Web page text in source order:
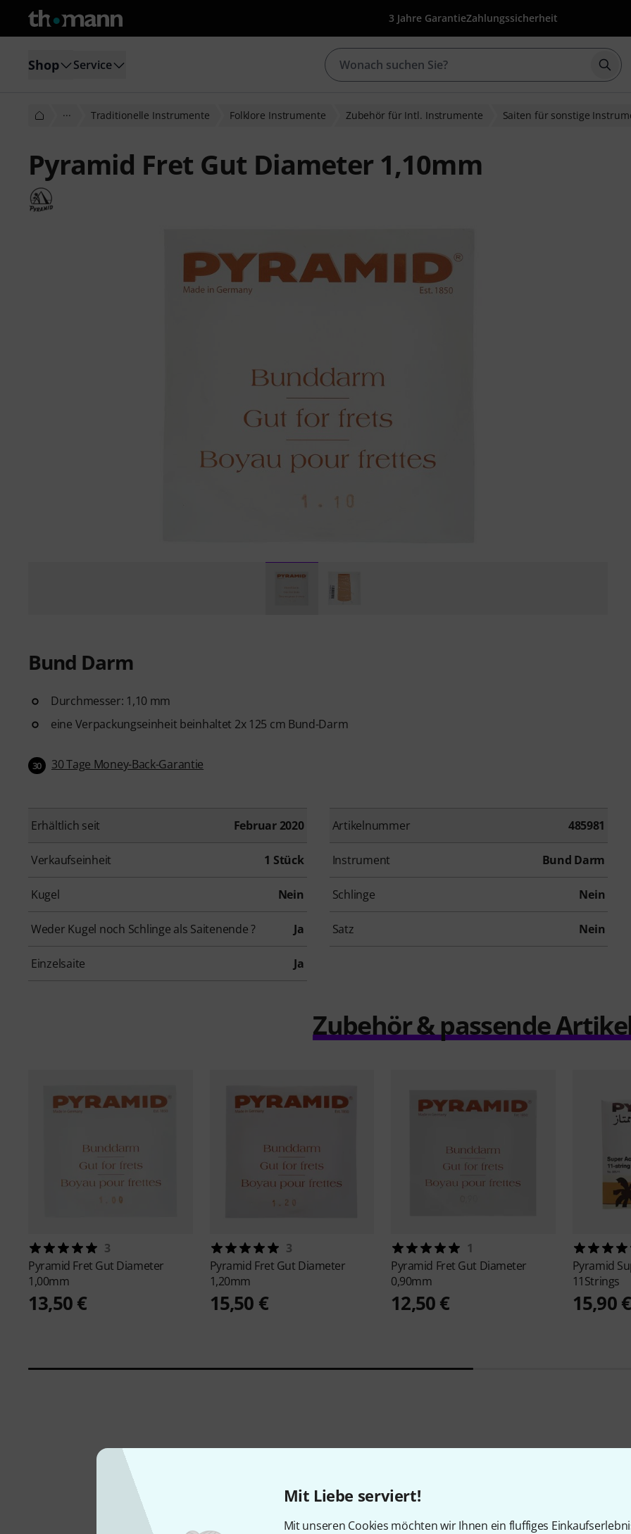
Mit Liebe serviert!
Mit unseren Cookies möchten wir Ihnen ein fluffiges
3 Jahre GarantieZahlungssicherheit
Shop Service
··· Traditionelle Instrumente Folklore Instrumente Zubehör für Intl. Instrumente Saiten für sonstige
Pyramid Fret Gut Diameter 1,10mm
Bund Darm
Durchmesser: 1,10 mm
eine Verpackungseinheit beinhaltet 2x 125 cm Bund-Darm
30 30 Tage Money-Back-Garantie
Erhältlich seit Februar 2020 Artikelnummer 485981
Verkaufseinheit 1 Stück Instrument Bund Darm
Kugel Nein Schlinge Nein
Weder Kugel noch Schlinge als Saitenende ? Ja Satz Nein
Einzelsaite Ja
Zubehör & passende
3
Pyramid Fret Gut Diameter
1,00mm
13,50 €
3
Pyramid Fret Gut Diameter
1,20mm
15,50 €
1
Pyramid Fret Gut Diameter
0,90mm
12,50 €
Pyramid
11Strings
15,90 €
Alternativen vergleichen